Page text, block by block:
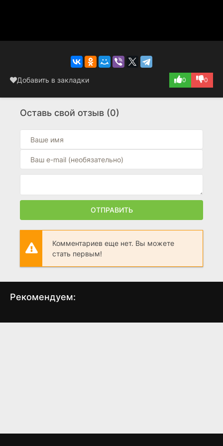
Добавить в закладки 0 0
Оставь свой отзыв (0)
ОТПРАВИТЬ
Комментариев еще нет. Вы можете
стать первым!
Рекомендуем:
Хорошие поступки Восторг Палуза